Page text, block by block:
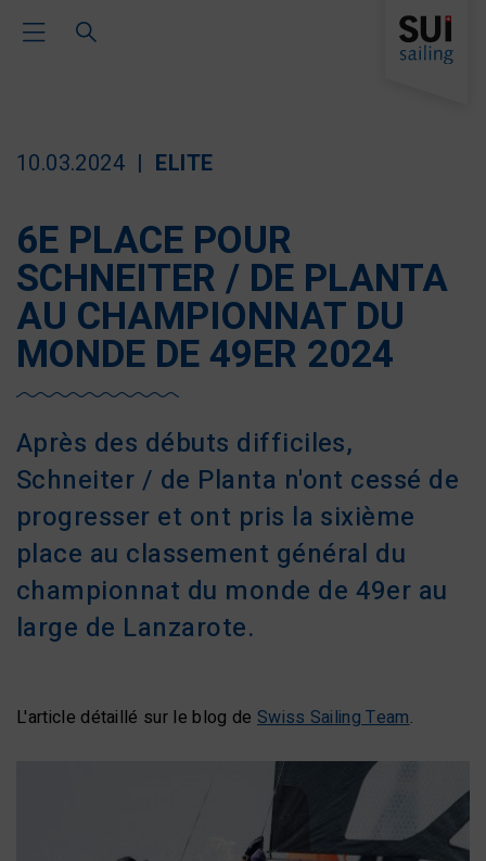
Toggle Main Navigation
10.03.2024 ELITE
6E PLACE POUR
SCHNEITER / DE PLANTA
AU CHAMPIONNAT DU
MONDE DE 49ER 2024
Après des débuts difficiles,
Schneiter / de Planta n'ont cessé de
progresser et ont pris la sixième
place au classement général du
championnat du monde de 49er au
large de Lanzarote.
L'article détaillé sur le blog de Swiss Sailing Team.